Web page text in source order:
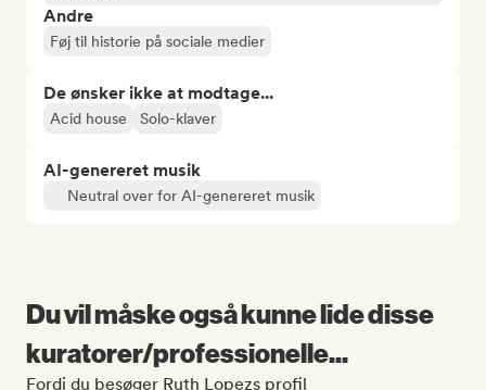
Andre
Føj til historie på sociale medier
De ønsker ikke at modtage...
Acid house Solo-klaver
AI-genereret musik
Neutral over for AI-genereret musik
Du vil måske også kunne lide disse
kuratorer/professionelle...
Fordi du besøger Ruth Lopezs profil